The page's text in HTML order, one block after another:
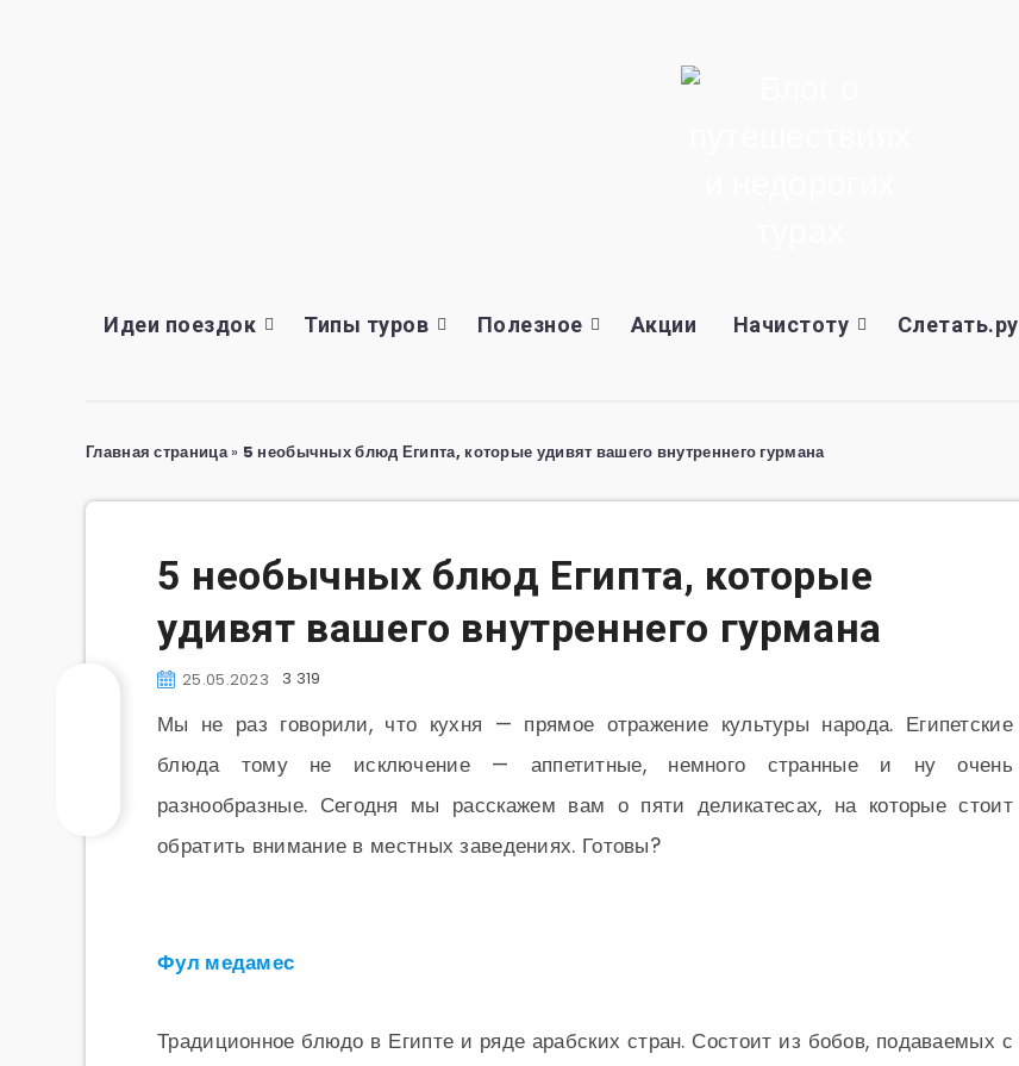
Идеи поездок Типы туров Полезное Акции Начистоту Слетать.ру
Главная страница» 5 необычных блюд Египта, которые удивят вашего внутреннего гурмана
5 необычных блюд Египта, которые
удивят вашего внутреннего гурмана
25.05.2023 3 319
Мы не раз говорили, что кухня — прямое отражение культуры народа. Египетские
блюда тому не исключение — аппетитные, немного странные и ну очень
разнообразные. Сегодня мы расскажем вам о пяти деликатесах, на которые стоит
обратить внимание в местных заведениях. Готовы?
Фул медамес
Традиционное блюдо в Египте и ряде арабских стран. Состоит из бобов, подаваемых с